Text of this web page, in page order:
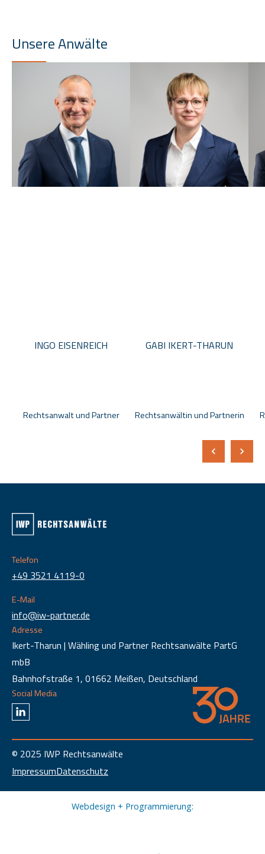
Unsere Anwälte
INGO EISENREICH
Rechtsanwalt und Partner
GABI IKERT-THARUN
Rechtsanwältin und Partnerin
Telefon
+49 3521 4119-0
E-Mail
info@iw-partner.de
Adresse
Ikert-Tharun | Wähling und Partner Rechtsanwälte PartG
mbB
Bahnhofstraße 1, 01662 Meißen, Deutschland
Social Media
© 2025 IWP Rechtsanwälte
ImpressumDatenschutz
Webdesign + Programmierung: